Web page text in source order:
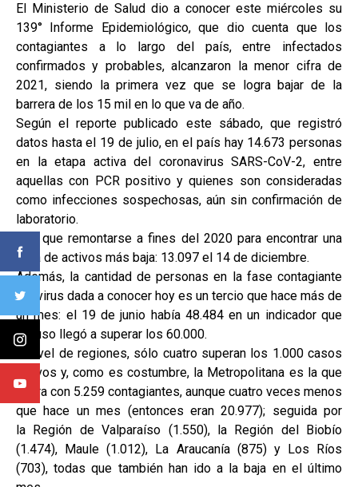
El Ministerio de Salud dio a conocer este miércoles su
139° Informe Epidemiológico, que dio cuenta que los
contagiantes a lo largo del país, entre infectados
confirmados y probables, alcanzaron la menor cifra de
2021, siendo la primera vez que se logra bajar de la
barrera de los 15 mil en lo que va de año.
Según el reporte publicado este sábado, que registró
datos hasta el 19 de julio, en el país hay 14.673 personas
en la etapa activa del coronavirus SARS-CoV-2, entre
aquellas con PCR positivo y quienes son consideradas
como infecciones sospechosas, aún sin confirmación de
laboratorio.
Hay que remontarse a fines del 2020 para encontrar una
cifra de activos más baja: 13.097 el 14 de diciembre.
Además, la cantidad de personas en la fase contagiante
del virus dada a conocer hoy es un tercio que hace más de
un mes: el 19 de junio había 48.484 en un indicador que
incluso llegó a superar los 60.000.
A nivel de regiones, sólo cuatro superan los 1.000 casos
activos y, como es costumbre, la Metropolitana es la que
lidera con 5.259 contagiantes, aunque cuatro veces menos
que hace un mes (entonces eran 20.977); seguida por
la Región de Valparaíso (1.550), la Región del Biobío
(1.474), Maule (1.012), La Araucanía (875) y Los Ríos
(703), todas que también han ido a la baja en el último